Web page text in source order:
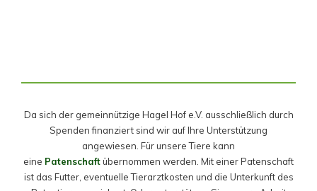
Da sich der gemeinnützige Hagel Hof e.V. ausschließlich durch
Spenden finanziert sind wir auf Ihre Unterstützung
angewiesen. Für unsere Tiere kann
eine Patenschaftübernommen werden. Mit einer Patenschaft
ist das Futter, eventuelle Tierarztkosten und die Unterkunft des